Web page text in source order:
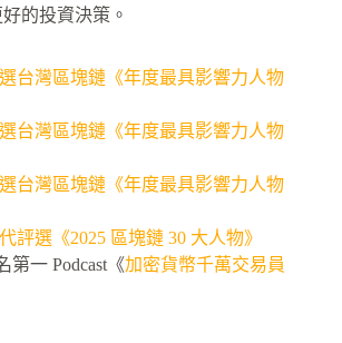
的投資決策。
台灣區塊鏈《年度最具影響力人物
台灣區塊鏈《年度最具影響力人物
台灣區塊鏈《年度最具影響力人物
評選《2025 區塊鏈 30 大人物》
第一 Podcast《加密貨幣千萬交易員